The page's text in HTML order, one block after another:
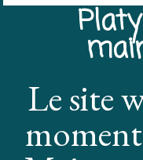
Le site